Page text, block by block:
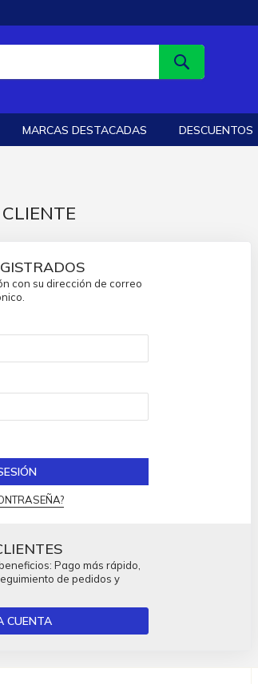
MARCAS DESTACADAS DESCUENTOS
con su dirección de correo
Pago más rápido,
de pedidos y
CUENTA